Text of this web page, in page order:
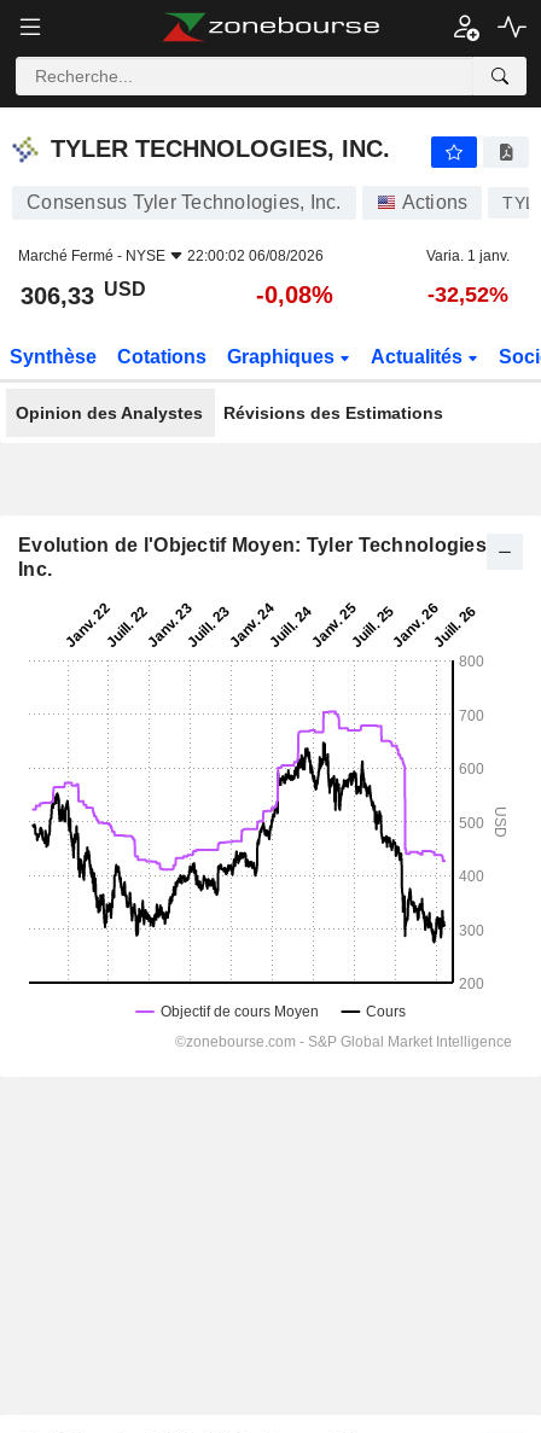
TYLER TECHNOLOGIES, INC.
TYLER TECHNOLOGIES, INC.
Consensus Tyler Technologies, Inc. Actions TYL
Marché Fermé - NYSE 22:00:02 06/08/2026 Varia. 1 janv.
306,33 USD -0,08% -32,52%
Synthèse Cotations Graphiques Actualités
Opinion des Analystes Révisions des Estimations
Evolution de l'Objectif Moyen: Tyler Technologies,
Inc.